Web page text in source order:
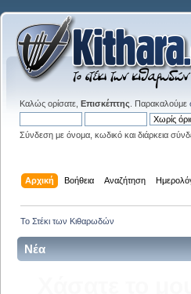
Καλώς ορίσατε, Επισκέπτης . Παρακαλούμε
Σύνδεση με όνομα, κωδικό και διάρκεια
Αρχική Βοήθεια Αναζήτηση
Το Στέκι των Κιθαρωδών
Νέα